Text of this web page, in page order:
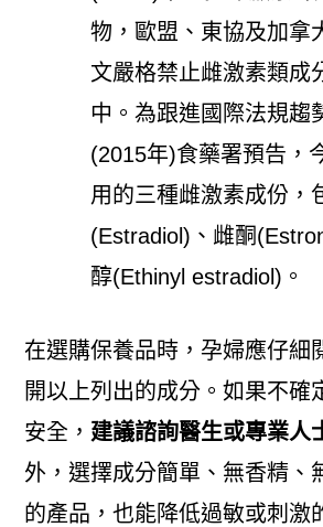
物，歐盟、東協及加拿
文嚴格禁止雌激素類成
中。為跟進國際法規趨
(2015年)食藥署預告，
用的三種雌激素成份，
(Estradiol)、雌酮
醇(Ethinyl estradiol)。
在選購保養品時，孕婦應仔細
開以上列出的成分。如果不確
安全， 建議諮詢醫生或專業人
外，選擇成分簡單、無香精、
的產品，也能降低過敏或刺激